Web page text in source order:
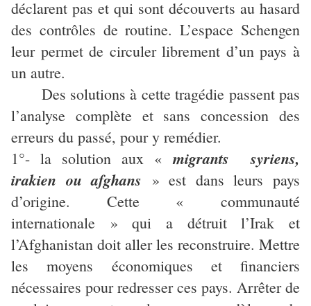
déclarent pas et qui sont découverts au hasard
des contrôles de routine. L’espace Schengen
leur permet de circuler librement d’un pays à
un autre.
Des solutions à cette tragédie passent pas
l’analyse complète et sans concession des
erreurs du passé, pour y remédier.
1°- la solution aux «migrants syriens,
irakien ou afghans » est dans leurs pays
d’origine. Cette « communauté
internationale » qui a détruit l’Irak et
l’Afghanistan doit aller les reconstruire. Mettre
les moyens économiques et financiers
nécessaires pour redresser ces pays. Arrêter de